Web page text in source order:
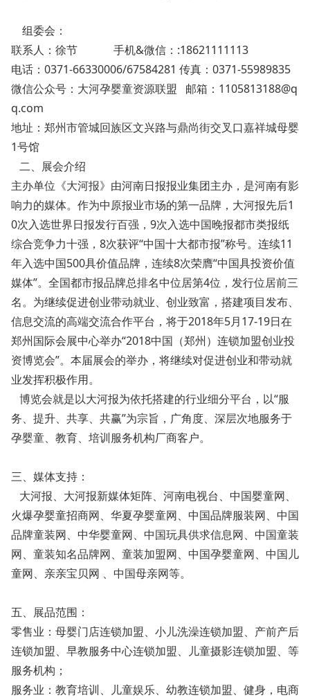
组委会：
联系人：徐节 手机&微信：:18621111113
电话：0371-66330006/67584281 传真：0371-55989835
微信公众号：大河孕婴童资源联盟 邮箱：1105813188@q
q.com
地址：郑州市管城回族区文兴路与鼎尚街交叉口嘉祥城母婴
1号馆
二、展会介绍
主办单位《大河报》由河南日报报业集团主办，是河南有影
响力的媒体。作为中原报业市场的第一品牌，大河报先后1
0次入选世界日报发行百强，9次入选中国晚报都市类报纸
综合竞争力十强，8次获评“中国十大都市报”称号。连续11
年入选中国500具价值品牌，连续8次荣膺“中国具投资价值
媒体”。全国都市报品牌总排名中位居第4位，发行位居前三
名。为继续促进创业带动就业、创业致富，搭建项目发布、
信息交流的高端交流合作平台，将于2018年5月17-19日在
郑州国际会展中心举办“2018中国（郑州）连锁加盟创业投
资博览会”。本届展会的举办，将继续对促进创业和带动就
业发挥积极作用。
博览会就是以大河报为依托搭建的行业细分平台，以“服
务、提升、共享、共赢”为宗旨，广角度、深层次地服务于
孕婴童、教育、培训服务机构厂商客户。
三、媒体支持：
大河报、大河报新媒体矩阵、河南电视台、中国婴童网、
火爆孕婴童招商网、华夏孕婴童网、中国品牌服装网、中国
品牌童装网、中华婴童网、中国玩具供求信息网、中国童装
网、童装知名品牌网、童装加盟网、中国孕婴童网、中国儿
童网、亲亲宝贝网 、中国母亲网等。
五、展品范围：
零售业：母婴门店连锁加盟、小儿洗澡连锁加盟、产前产后
连锁加盟、早教服务中心连锁加盟、儿童摄影连锁加盟、等
服务机构；
服务业：教育培训、儿童娱乐、幼教连锁加盟、健身，电商